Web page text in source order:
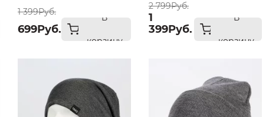
1 399Руб.
699Руб.
В
корзину
2 799Руб.
1
399Руб.
В
корзину